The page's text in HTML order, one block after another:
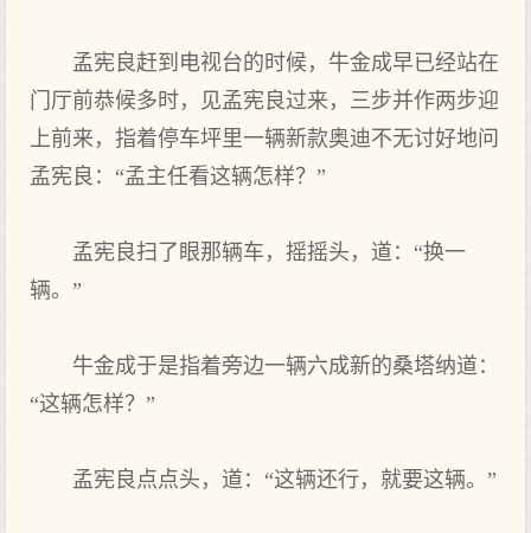
孟宪良赶到电视台的时候，牛金成早已经站在
门厅前恭候多时，见孟宪良过来，三步并作两步迎
上前来，指着停车坪里一辆新款奥迪不无讨好地问
孟宪良：“孟主任看这辆怎样？”
孟宪良扫了眼那辆车，摇摇头，道：“换一
辆。”
牛金成于是指着旁边一辆六成新的桑塔纳道：
“这辆怎样？”
孟宪良点点头，道：“这辆还行，就要这辆。”